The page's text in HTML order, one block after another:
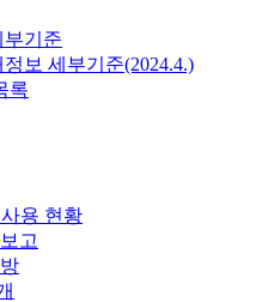
부기준
보 세부기준(2024.4.)
록
용 현황
고